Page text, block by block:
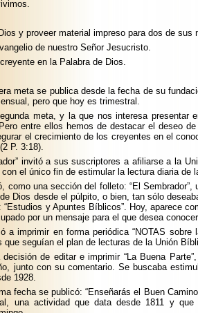
y proveer material impreso para dos de sus
de nuestro Señor Jesucristo.
en la Palabra de Dios.
meta se publica desde la fecha de su
pero que hoy es trimestral.
meta, y la que nos interesa presentar
entre ellos hemos de destacar el deseo
el crecimiento de los creyentes en el
P. 3:18).
invitó a sus suscriptores a afiliarse a la
el único fin de estimular la lectura diaria de
como una sección del folleto: “El
Dios desde el púlpito, o bien, tan sólo
“Estudios y Apuntes Bíblicos”. Hoy, aparece
por un mensaje para el que desea
a imprimir en forma periódica “NOTAS sobre
que seguían el plan de lecturas de la Unión
de editar e imprimir “La Buena
junto con su comentario. Se buscaba
1928.
fecha se publicó: “Enseñarás el Buen
una actividad que data desde 1811 y